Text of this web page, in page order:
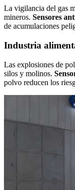
La vigilancia del gas
mineros. Sensores
de acumulaciones
Industria
Las explosiones de
silos y molinos.
polvo reducen los